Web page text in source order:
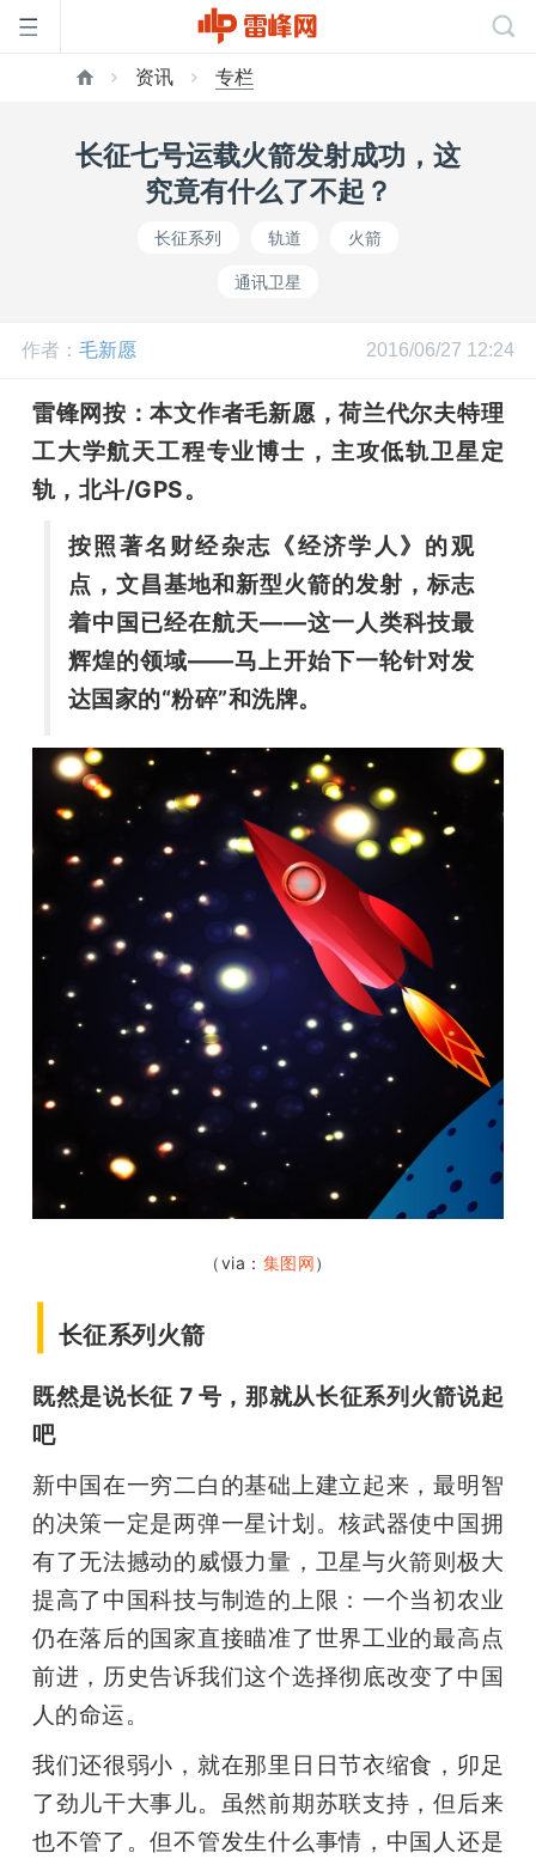
公
开
课
动
GAIR
机
资讯 专栏
长征七号运载火箭发射成功，这
究竟有什么了不起？
长征系列 轨道 火箭
通讯卫星
作者： 毛新愿 2016/06/27 12:24
雷锋网按：本文作者毛新愿，荷兰代尔夫特理
工大学航天工程专业博士，主攻低轨卫星定
轨，北斗/GPS。
按照著名财经杂志《经济学人》的观
点，文昌基地和新型火箭的发射，标志
着中国已经在航天——这一人类科技最
辉煌的领域——马上开始下一轮针对发
达国家的“粉碎”和洗牌。
（via： 集图网）
长征系列火箭
既然是说长征 7 号，那就从长征系列火箭说起
吧
新中国在一穷二白的基础上建立起来，最明智
的决策一定是两弹一星计划。核武器使中国拥
有了无法撼动的威慑力量，卫星与火箭则极大
提高了中国科技与制造的上限：一个当初农业
仍在落后的国家直接瞄准了世界工业的最高点
前进，历史告诉我们这个选择彻底改变了中国
人的命运。
我们还很弱小，就在那里日日节衣缩食，卯足
了劲儿干大事儿。虽然前期苏联支持，但后来
也不管了。但不管发生什么事情，中国人还是